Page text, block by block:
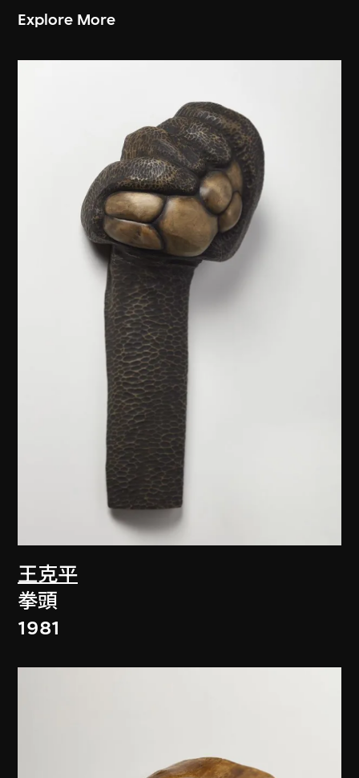
Explore More
王克平
拳頭
1981